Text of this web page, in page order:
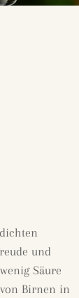
und
Säure
Birnen in